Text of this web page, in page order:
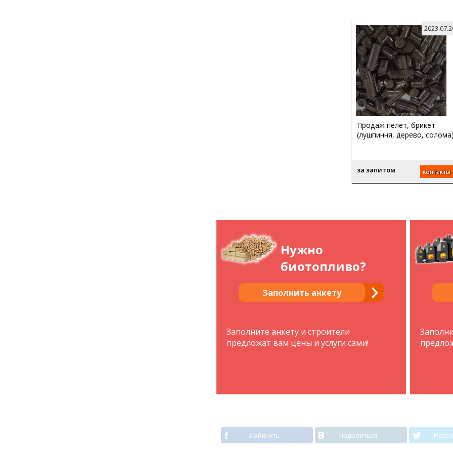
Продаж пелет, брикет
(лушпиння, дерево,
за запитом контакты
Нужно
биотопливо?
Заполнить анкету
Заполните анкету и строители
предложат вам цены и услуги сами!
Лайкнуть Поделиться